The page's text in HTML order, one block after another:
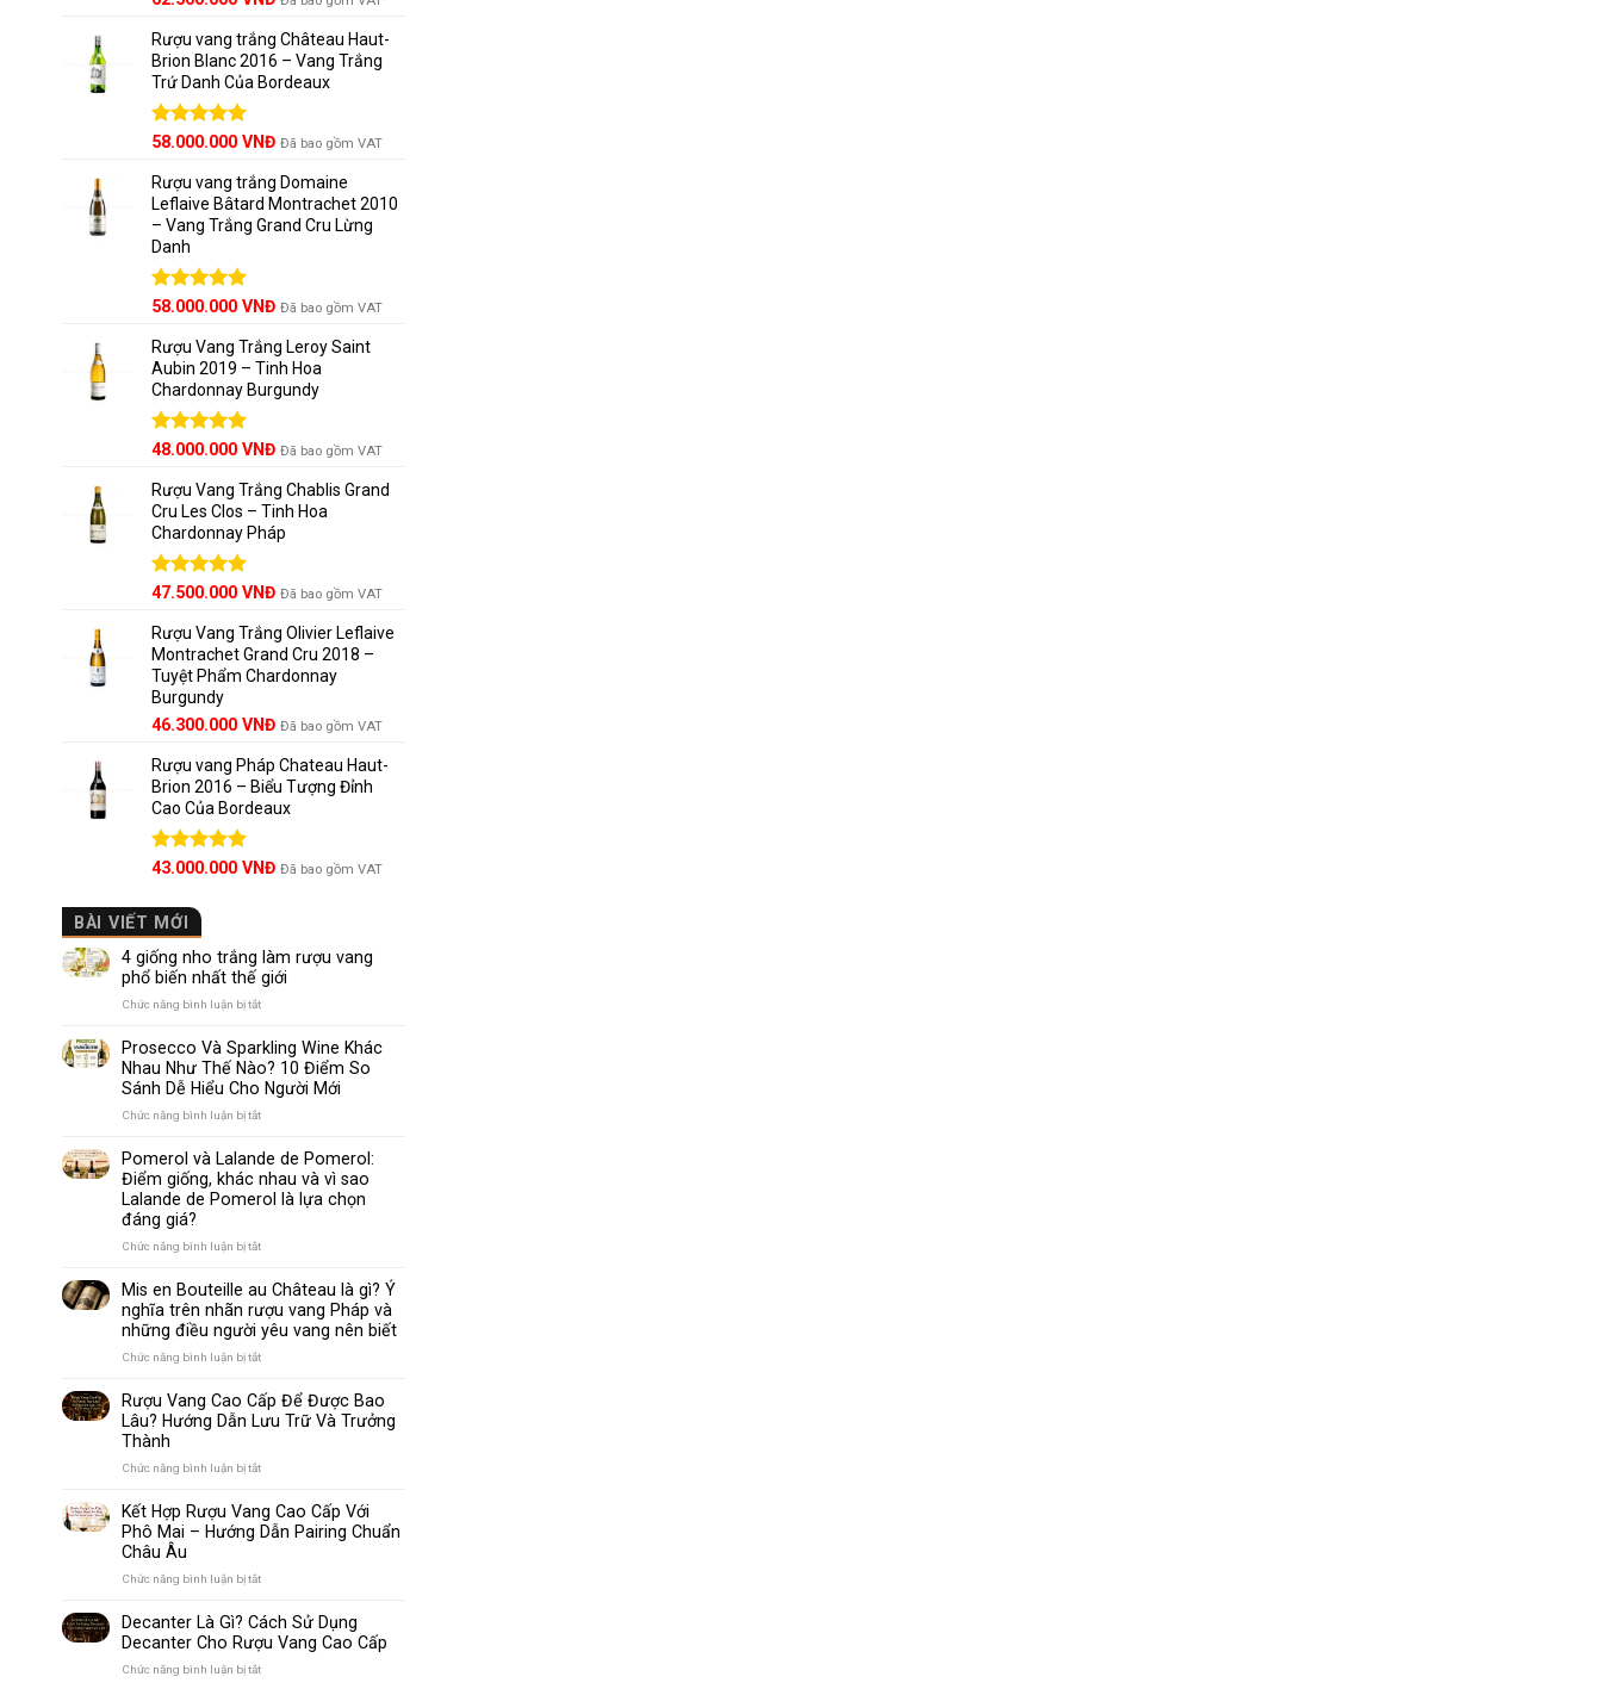
là:
65.000.000 VNĐ.
tại
là:
62.500.000 VNĐ.
Rượu vang trắng Château Haut-
Brion Blanc 2016 – Vang Trắng
Trứ Danh Của Bordeaux
Được xếp
5 sao
58.000.000 VNĐ Đã bao gồm VAT
Rượu vang trắng Domaine
Leflaive Bâtard Montrachet 2010
– Vang Trắng Grand Cru Lừng
Danh
Được xếp
5 sao
58.000.000 VNĐ Đã bao gồm VAT
Rượu Vang Trắng Leroy Saint
Aubin 2019 – Tinh Hoa
Chardonnay Burgundy
Được xếp
5 sao
48.000.000 VNĐ Đã bao gồm VAT
Rượu Vang Trắng Chablis Grand
Cru Les Clos – Tinh Hoa
Chardonnay Pháp
Được xếp
5 sao
47.500.000 VNĐ Đã bao gồm VAT
Rượu Vang Trắng Olivier Leflaive
Montrachet Grand Cru 2018 –
Tuyệt Phẩm Chardonnay
Burgundy
46.300.000 VNĐ Đã bao gồm VAT
Rượu vang Pháp Chateau Haut-
Brion 2016 – Biểu Tượng Đỉnh
Cao Của Bordeaux
Được xếp
5 sao
43.000.000 VNĐ Đã bao gồm VAT
BÀI VIẾT MỚI
4 giống nho trắng làm rượu vang
phổ biến nhất thế giới
Chức năng bình luận bị tắtở
giống
nho
trắng
làm
biến
nhất
thế
Prosecco Và Sparkling Wine Khác
Nhau Như Thế Nào? 10 Điểm So
Sánh Dễ Hiểu Cho Người Mới
Chức năng bình luận bị tắtở
Và
Sparkling
Wine
Khác
10
Điểm
So
Dễ
Cho
Người
Pomerol và Lalande de Pomerol:
Điểm giống, khác nhau và vì sao
Lalande de Pomerol là lựa chọn
đáng giá?
Chức năng bình luận bị tắtở
Lalande
de
Pomerol:
nhau
và
Pomerol
là
đáng
Mis en Bouteille au Château là gì? Ý
nghĩa trên nhãn rượu vang Pháp và
những điều người yêu vang nên biết
Chức năng bình luận bị tắtở
en
Bouteille
au
nghĩa
trên
và
những
người
Rượu Vang Cao Cấp Để Được Bao
Lâu? Hướng Dẫn Lưu Trữ Và Trưởng
Thành
Chức năng bình luận bị tắtở
Vang
Cao
Cấp
Hướng
Dẫn
Kết Hợp Rượu Vang Cao Cấp Với
Phô Mai – Hướng Dẫn Pairing Chuẩn
Châu Âu
Chức năng bình luận bị tắtở
Hợp
Rượu
Vang
Cao
Decanter Là Gì? Cách Sử Dụng
Decanter Cho Rượu Vang Cao Cấp
Chức năng bình luận bị tắtở